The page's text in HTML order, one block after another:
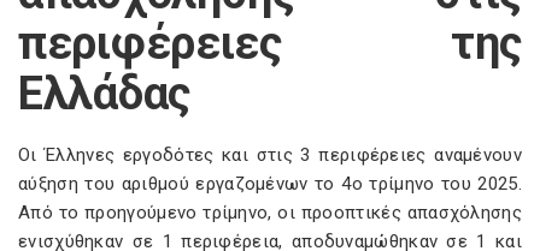
περιφέρειες της
Ελλάδας
Οι Έλληνες εργοδότες και στις 3 περιφέρειες αναμένουν
αύξηση του αριθμού εργαζομένων το 4ο τρίμηνο του 2025.
Από το προηγούμενο τρίμηνο, οι προοπτικές απασχόλησης
ενισχύθηκαν σε 1 περιφέρεια, αποδυναμώθηκαν σε 1 και